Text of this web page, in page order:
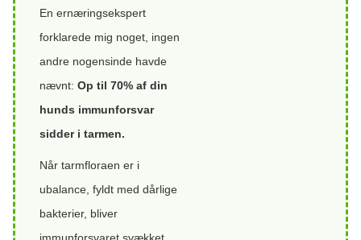
En ernæringsekspert
forklarede mig noget, ingen
andre nogensinde havde
nævnt: Op til 70% af din
hunds immunforsvar
sidder i tarmen.
Når tarmfloraen er i
ubalance, fyldt med dårlige
bakterier, bliver